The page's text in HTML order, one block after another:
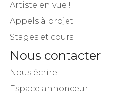
Artiste en vue !
Appels à projet
Stages et cours
Nous contacter
Nous écrire
Espace annonceur